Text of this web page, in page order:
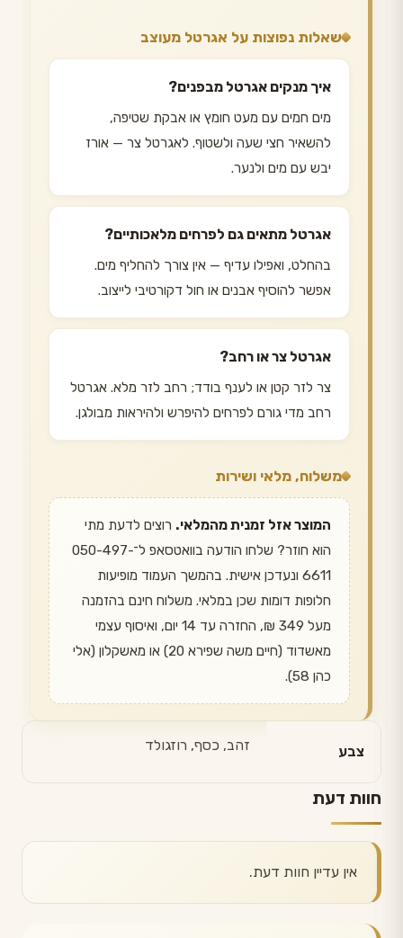
שאלות נפוצות על אגרטל מעוצב
איך מנקים אגרטל מבפנים?
מים חמים עם מעט חומץ או אבקת שטיפה,
להשאיר חצי שעה ולשטוף. לאגרטל צר — אורז
יבש עם מים ולנער.
אגרטל מתאים גם לפרחים מלאכותיים?
בהחלט, ואפילו עדיף — אין צורך להחליף מים.
אפשר להוסיף אבנים או חול דקורטיבי לייצוב.
אגרטל צר או רחב?
צר לזר קטן או לענף בודד; רחב לזר מלא. אגרטל
רחב מדי גורם לפרחים להיפרש ולהיראות מבולגן.
משלוח, מלאי ושירות
המוצר אזל זמנית מהמלאי. רוצים לדעת מתי
הוא חוזר? שלחו הודעה בוואטסאפ ל־050-497-
6611 ונעדכן אישית. בהמשך העמוד מופיעות
חלופות דומות שכן במלאי. משלוח חינם בהזמנה
מעל 349 ₪, החזרה עד 14 יום, ואיסוף עצמי
מאשדוד (חיים משה שפירא 20) או מאשקלון (אלי
כהן 58).
צבע זהב, כסף, רוזגולד
חוות דעת
אין עדיין חוות דעת.